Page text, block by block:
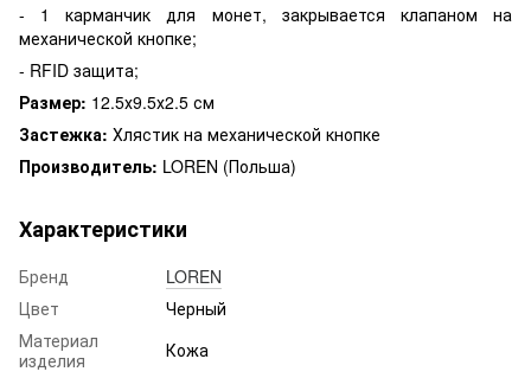
- 1 карманчик для монет, закрывается клапаном на
механической кнопке;
- RFID защита;
Размер: 12.5х9.5х2.5 см
Застежка: Хлястик на механической кнопке
Производитель: LOREN (Польша)
Характеристики
Бренд
LOREN
Цвет
Черный
Материал
изделия
Кожа